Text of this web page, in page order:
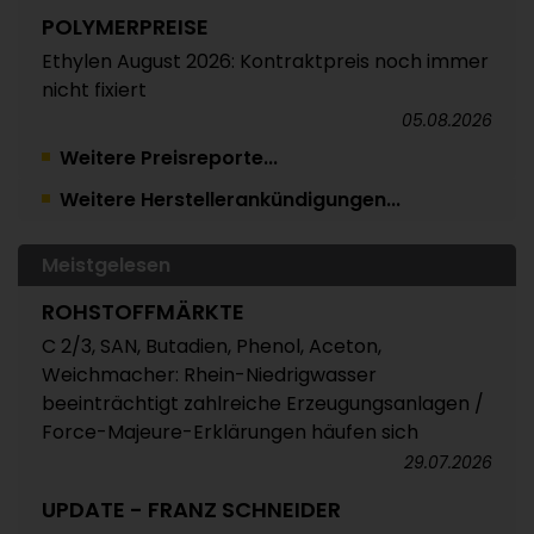
POLYMERPREISE
Ethylen August 2026: Kontraktpreis noch immer
nicht fixiert
05.08.2026
TRINSEO
Deutliche Preiserhöhungen für Polystyrol, ABS
POLYMERPREISE
Vorprodukte Juli/August 2026
POLYMERPREISE
Styrolkunststoffe Juli 2026: Absturz der SM-
Atempause wohl aber nur von kurzer Dauer
Weitere Preisreporte...
Weitere Herstellerankündigungen...
Meistgelesen
ROHSTOFFMÄRKTE
C 2/3, SAN, Butadien, Phenol, Aceton,
Weichmacher: Rhein-Niedrigwasser
beeinträchtigt zahlreiche Erzeugungsanlagen /
Force-Majeure-Erklärungen häufen sich
29.07.2026
UPDATE - FRANZ SCHNEIDER